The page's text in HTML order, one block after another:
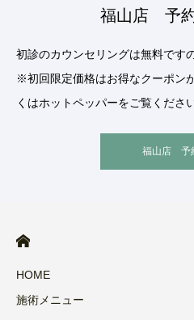
福山店 予
初診のカウンセリングは無料です
※初回限定価格はお得なクーポン
くはホットペッパーをご覧ください
福山店 予
HOME
施術メニュー